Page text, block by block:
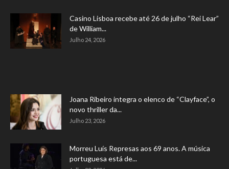
Casino Lisboa recebe até 26 de julho “Rei Lear”
de William...
Julho 24, 2026
Joana Ribeiro integra o elenco de “Clayface”, o
novo thriller da...
Julho 23, 2026
Morreu Luís Represas aos 69 anos. A música
portuguesa está de...